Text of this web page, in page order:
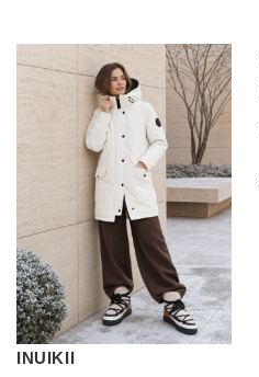
INUIKII